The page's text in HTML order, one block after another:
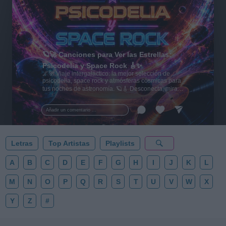
Añadir un comentario ...
🪐🚀 Canciones para Ver las Estrellas:
Psicodelia y Space Rock 🎸✨
🌌🚀 Viaje intergaláctico: la mejor selección de
psicodelia, space rock y atmósferas cósmicas para
tus noches de astronomía. 🪐🎸 Desconecta, mira
al firmamento y siente la gravedad cero. 💾 ¡Guarda
esta colección para tu próxima noche estrellada!
✨⭐
Letras Top Artistas Playlists
A B C D E F G H I J K L
M N O P Q R S T U V W X
Y Z #